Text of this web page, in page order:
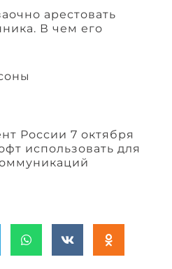
арестовать
В чем его
России 7 октября
использовать для